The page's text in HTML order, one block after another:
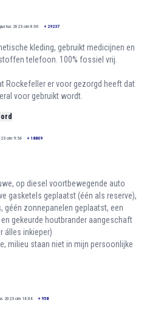
2023 om 8:06 + 29237
kleding, gebruikt medicijnen en
telefoon. 100% fossiel vrij.
Rockefeller er voor gezorgd heeft dat
voor gebruikt wordt.
om 9:54 + 18809
op diesel voortbewegende auto
gasketels geplaatst (één als reserve),
zonnepanelen geplaatst, een
gekeurde houtbrander aangeschaft
álles inkieper)
milieu staan niet in mijn persoonlijke
2023 om 14:04 + 958